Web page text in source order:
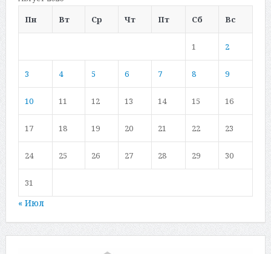
Пн
Вт Ср Чт Пт Сб Вс
1 2
3 4 5 6 7 8 9
10 11 12 13 14 15 16
17 18 19 20 21 22 23
24 25 26 27 28 29 30
31
« Июл